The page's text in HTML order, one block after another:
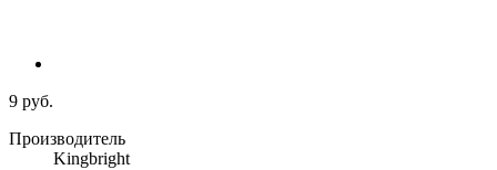
9 руб.
Производитель
Kingbright